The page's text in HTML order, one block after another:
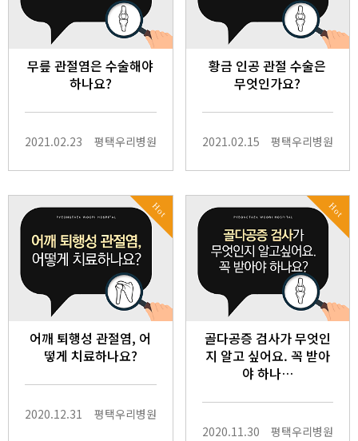
무릎 관절염은 수술해야
하나요?
2021.02.23 평택우리병원
황금 인공 관절 수술은
무엇인가요?
2021.02.15 평택우리병원
Hot
어깨 퇴행성 관절염, 어
떻게 치료하나요?
2020.12.31 평택우리병원
Hot
골다공증 검사가 무엇인
지 알고 싶어요. 꼭 받아
야 하나…
2020.11.30 평택우리병원